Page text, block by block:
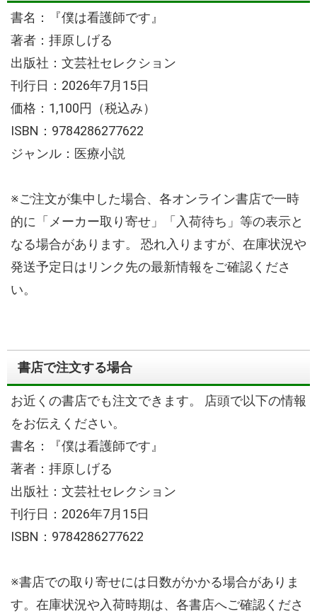
書名：『僕は看護師です』
著者：拝原しげる
出版社：文芸社セレクション
刊行日：2026年7月15日
価格：1,100円（税込み）
ISBN：9784286277622
ジャンル：医療小説
※ご注文が集中した場合、各オンライン書店で一時
的に「メーカー取り寄せ」「入荷待ち」等の表示と
なる場合があります。
恐れ入りますが、在庫状況や
発送予定日はリンク先の最新情報をご確認くださ
い。
書店で注文する場合
お近くの書店でも注文できます。
店頭で以下の情報
をお伝えください。
書名：『僕は看護師です』
著者：拝原しげる
出版社：文芸社セレクション
刊行日：2026年7月15日
ISBN：9784286277622
※書店での取り寄せには日数がかかる場合がありま
す。在庫状況や入荷時期は、各書店へご確認くださ